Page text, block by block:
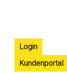
Login
Kundenportal